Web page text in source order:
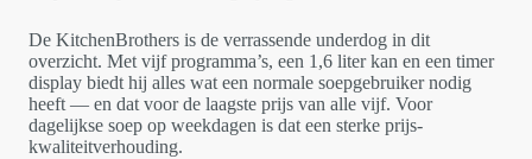
De KitchenBrothers is de verrassende underdog in dit
overzicht. Met vijf programma’s, een 1,6 liter kan en een timer
display biedt hij alles wat een normale soepgebruiker nodig
heeft — en dat voor de laagste prijs van alle vijf. Voor
dagelijkse soep op weekdagen is dat een sterke prijs-
kwaliteitverhouding.